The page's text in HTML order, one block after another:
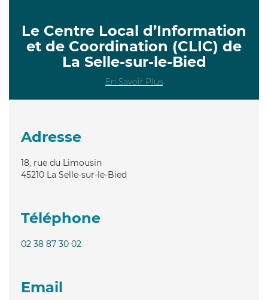
Le Centre Local d’Information
et de Coordination (CLIC) de
La Selle-sur-le-Bied
En Savoir Plus
Adresse
18, rue du Limousin
45210 La Selle-sur-le-Bied
Téléphone
02 38 87 30 02
Email